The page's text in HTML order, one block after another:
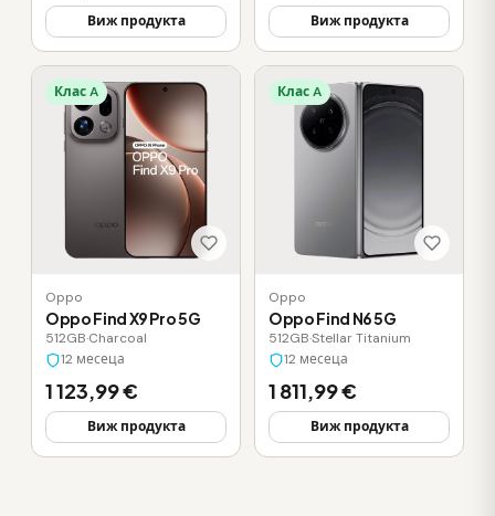
Виж продукта Виж продукта
Клас A
Oppo
Oppo Find X9 Pro 5G
512GB·Charcoal
12 месеца
1 123,99 €
Виж продукта
Клас A
Oppo
Oppo Find N6 5G
512GB·Stellar Titanium
12 месеца
1 811,99 €
Виж продукта